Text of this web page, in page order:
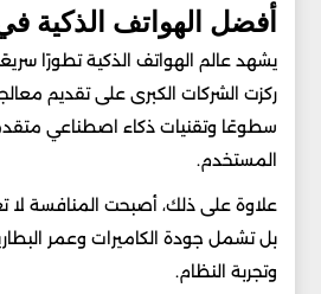
أفضل الهواتف الذكية في
ركزت الشركات الكبرى على تقديم
سطوعًا وتقنيات ذكاء اصطناعي
المستخدم.
علاوة على ذلك، أصبحت المنافسة لا
بل تشمل جودة الكاميرات وعمر
وتجربة النظام.